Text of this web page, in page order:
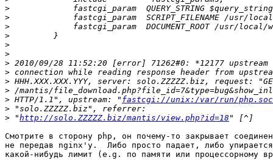
>
>
>
>
>
>
>
>
>
>
> HTTP/1.1", upstream: " fastcgi://unix:/var/run/
>
> "http://solo.ZZZZZ.biz/mantis/view.php?id=18
Смотрите в сторону php, он почему-то закрывает
не передав nginx'у.  Либо просто падает, либо
какой-нибудь лимит (e.g. по памяти или процессорному